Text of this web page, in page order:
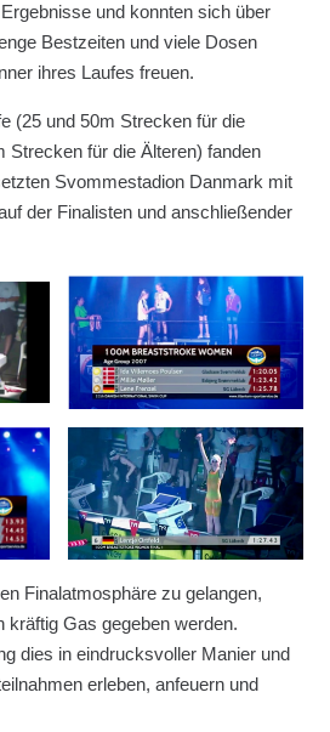
und konnten sich über
Bestzeiten und viele Dosen
ihres Laufes freuen.
(25 und 50m Strecken für die
Strecken für die Älteren) fanden
Svommestadion Danmark mit
der Finalisten und anschließender
Finalatmosphäre zu gelangen,
kräftig Gas gegeben werden.
dies in eindrucksvoller Manier und
erleben, anfeuern und